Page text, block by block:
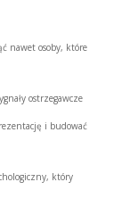
nawet osoby, które
ostrzegawcze
i budować
który